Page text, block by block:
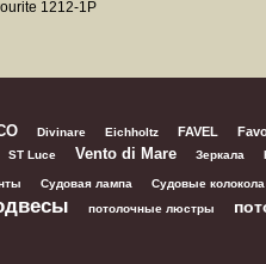
1212-1P
Divinare Eichholtz FAVEL
ST Luce Vento di Mare Зеркала
Судовая лампа Судовые колокола
потолочные люстры